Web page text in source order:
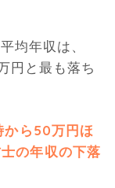
均年収は、
円と最も落ち
から50万円ほ
の年収の下落